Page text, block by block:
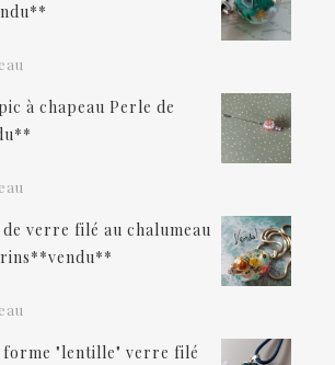
à chapeau Perle de
verre filé au chalumeau
"lentille" verre filé